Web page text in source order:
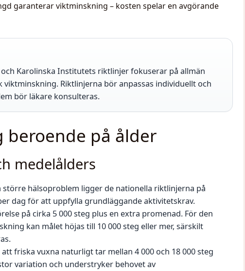
garanterar viktminskning – kosten spelar en avgörande
Karolinska Institutets riktlinjer fokuserar på allmän
viktminskning. Riktlinjerna bör anpassas individuellt och
bör läkare konsulteras.
beroende på ålder
medelålders
större hälsoproblem ligger de nationella riktlinjerna på
dag för att uppfylla grundläggande aktivitetskrav.
på cirka 5 000 steg plus en extra promenad. För den
kan målet höjas till 10 000 steg eller mer, särskilt
friska vuxna naturligt tar mellan 4 000 och 18 000 steg
variation och understryker behovet av